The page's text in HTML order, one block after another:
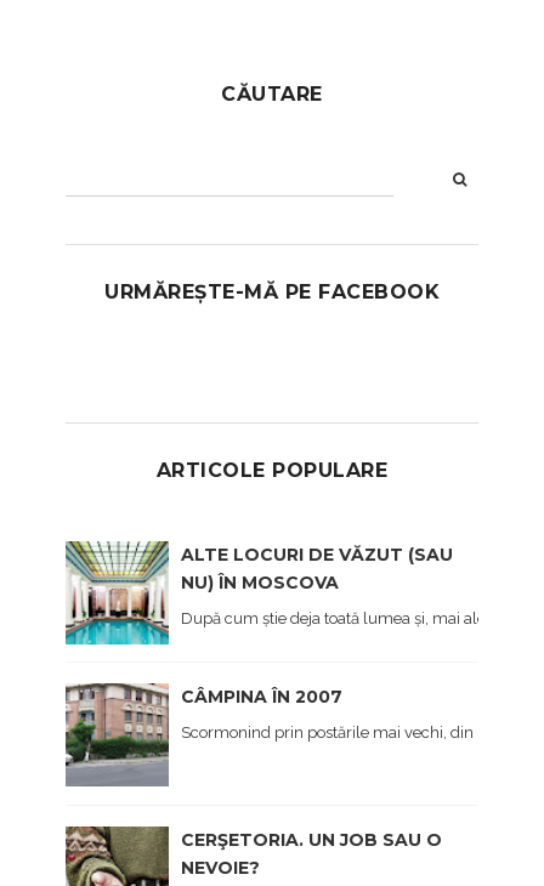
CĂUTARE
URMĂREȘTE-MĂ PE FACEBOOK
ARTICOLE POPULARE
ALTE LOCURI DE VĂZUT (SAU
NU) ÎN MOSCOVA
După cum știe deja toată lumea și, mai ales cei
CÂMPINA ÎN 2007
Scormonind prin postările mai vechi, din prima
CERŞETORIA. UN JOB SAU O
NEVOIE?